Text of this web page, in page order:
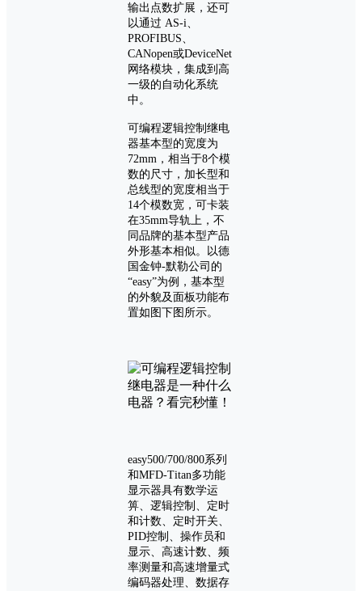
输出点数扩展，还可
以通过 AS-i、
PROFIBUS、
CANopen或DeviceNet
网络模块，集成到高
一级的自动化系统
中。
可编程逻辑控制继电
器基本型的宽度为
72mm，相当于8个模
数的尺寸，加长型和
总线型的宽度相当于
14个模数宽，可卡装
在35mm导轨上，不
同品牌的基本型产品
外形基本相似。以德
国金钟-默勒公司的
“easy”为例，基本型
的外貌及面板功能布
置如图下图所示。
easy500/700/800系列
和MFD-Titan多功能
显示器具有数学运
箅、逻辑控制、定时
和计数、定时开关、
PID控制、操作员和
显示、高速计数、频
率测量和高速增量式
编码器处理、数据存